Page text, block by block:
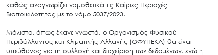
καθώς αναγνωρίζει νομοθετικά τις Καίριες Περιοχές
Βιοποικιλότητας με το νόμο 5037/2023.
Μάλιστα, όπως έκανε γνωστό, ο Οργανισμός Φυσικού
Περιβάλλοντος και Κλιματικής Αλλαγής (ΟΦΥΠΕΚΑ) θα είναι
υπεύθυνος για τη συλλογή και διαχείριση των δεδομένων, ενώ η